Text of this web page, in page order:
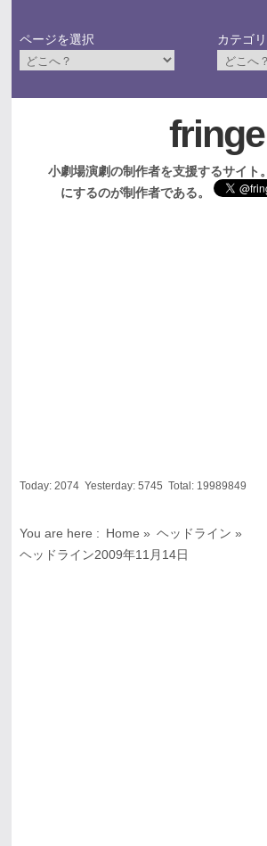
ページを選択 カテゴ
fringe
小劇場演劇の制作者を支援するサイト
にするのが制作者である。
Today: 2074Yesterday: 5745 Total: 19989849
You are here : Home » ヘッドライン »
ヘッドライン2009年11月14日